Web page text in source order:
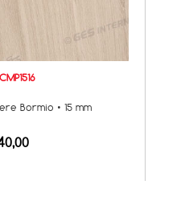
Bormio • 15 mm